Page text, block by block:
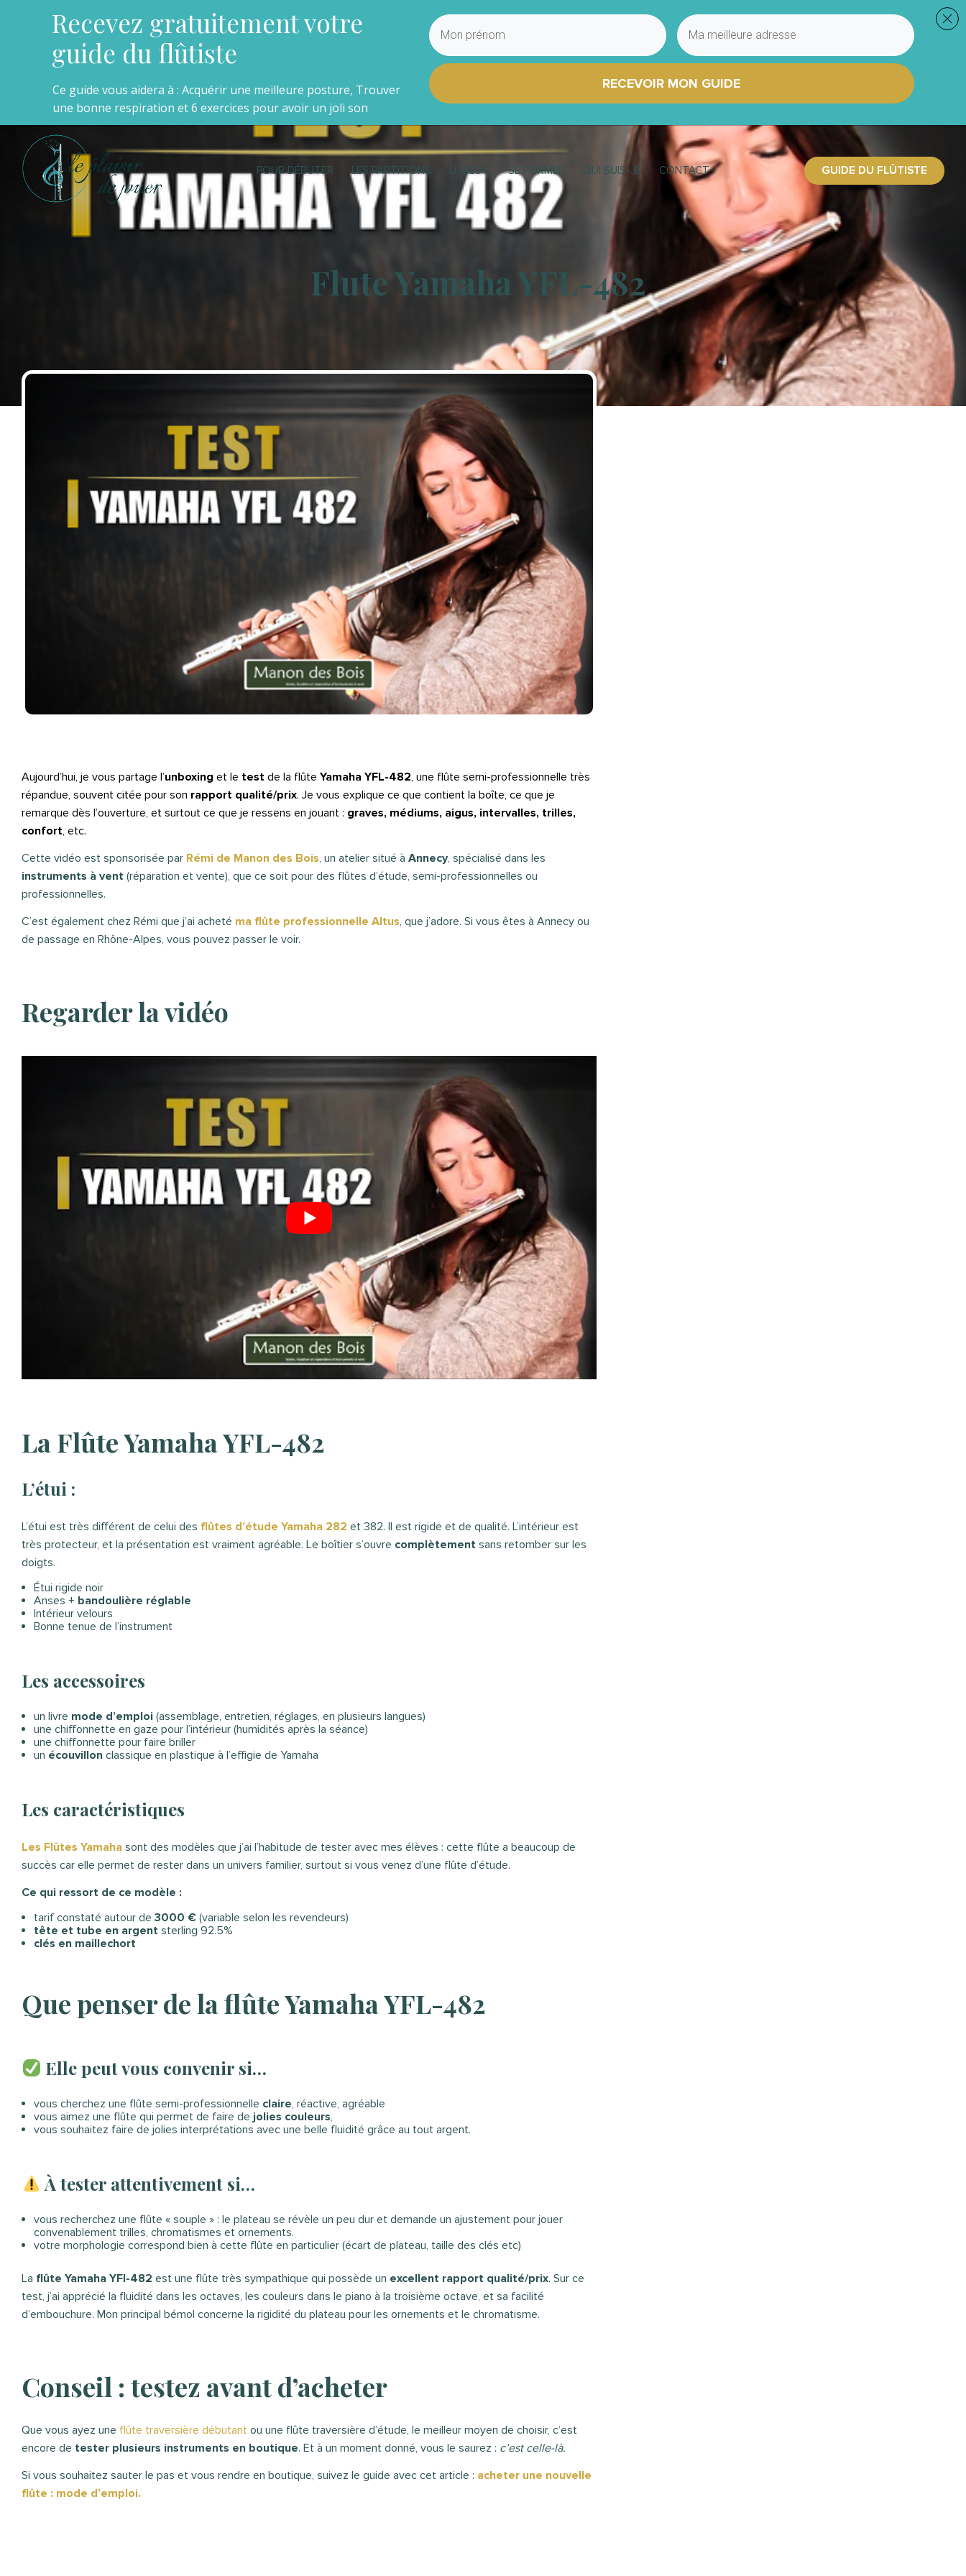
POUR DÉBUTER LES PARTITIONS LE BLOG SE FORMER QUI SUIS-JE CONTACT GUIDE DU FLÛTISTE
Flute Yamaha YFL-482
Aujourd’hui, je vous partage l’unboxing et le test de la flûte Yamaha YFL-482, une flûte semi-professionnelle très
répandue, souvent citée pour son rapport qualité/prix. Je vous explique ce que contient la boîte, ce que je
remarque dès l’ouverture, et surtout ce que je ressens en jouant : graves, médiums, aigus, intervalles, trilles,
confort, etc.
Cette vidéo est sponsorisée par Rémi de Manon des Bois, un atelier situé à Annecy, spécialisé dans les
instruments à vent (réparation et vente), que ce soit pour des flûtes d’étude, semi-professionnelles ou
professionnelles.
C’est également chez Rémi que j’ai acheté ma flûte professionnelle Altus, que j’adore. Si vous êtes à Annecy ou
de passage en Rhône-Alpes, vous pouvez passer le voir.
Regarder la vidéo
La FlûteYamaha YFL-482
L’étui :
L’étui est très différent de celui des flûtes d’étude Yamaha 282 et 382. Il est rigide et de qualité. L’intérieur est
très protecteur, et la présentation est vraiment agréable. Le boîtier s’ouvre complètement sans retomber sur les
doigts.
Étui rigide noir
Anses + bandoulière réglable
Intérieur velours
Bonne tenue de l’instrument
Les accessoires
un livre mode d’emploi (assemblage, entretien, réglages, en plusieurs langues)
une chiffonnette en gaze pour l’intérieur (humidités après la séance)
une chiffonnette pour faire briller
un écouvillon classique en plastique à l’effigie de Yamaha
Les caractéristiques
Les Flûtes Yamaha sont des modèles que j’ai l’habitude de tester avec mes élèves : cette flûte a beaucoup de
succès car elle permet de rester dans un univers familier, surtout si vous venez d’une flûte d’étude.
Ce qui ressort de ce modèle :
tarif constaté autour de 3000 € (variable selon les revendeurs)
tête et tube en argent sterling 92.5%
clés en maillechort
Que penser de la flûte Yamaha YFL-482
Elle peut vous convenir si…
vous cherchez une flûte semi-professionnelle claire, réactive, agréable
vous aimez une flûte qui permet de faire de jolies couleurs,
vous souhaitez faire de jolies interprétations avec une belle fluidité grâce au tout argent.
À tester attentivement si…
vous recherchez une flûte « souple » : le plateau se révèle un peu dur et demande un ajustement pour jouer
convenablement trilles, chromatismes et ornements.
votre morphologie correspond bien à cette flûte en particulier (écart de plateau, taille des clés etc)
La flûte Yamaha YFl-482 est une flûte très sympathique qui possède un excellent rapport qualité/prix. Sur ce
test, j’ai apprécié la fluidité dans les octaves, les couleurs dans le piano à la troisième octave, et sa facilité
d’embouchure. Mon principal bémol concerne la rigidité du plateau pour les ornements et le chromatisme.
Conseil : testez avant d’acheter
Que vous ayez une flûte traversière débutant ou une flûte traversière d’étude, le meilleur moyen de choisir, c’est
encore de tester plusieurs instruments en boutique. Et à un moment donné, vous le saurez : c’est celle-là.
Si vous souhaitez sauter le pas et vous rendre en boutique, suivez le guide avec cet article : acheter une nouvelle
flûte : mode d’emploi.
Recevez gratuitement votre
guide du flûtiste
Ce guide vous aidera à : Acquérir une meilleure posture, Trouver
une bonne respiration et 6 exercices pour avoir un joli son
RECEVOIR MON GUIDE